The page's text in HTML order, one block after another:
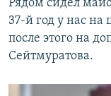
Рядом сидел
37-й год у нас
после этого на
Сейтмуратова.